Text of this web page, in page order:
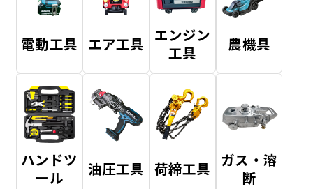
電動工具 エア工具 エンジン
工具
農機具
ハンドツ
ール
油圧工具 荷締工具 ガス・溶
断